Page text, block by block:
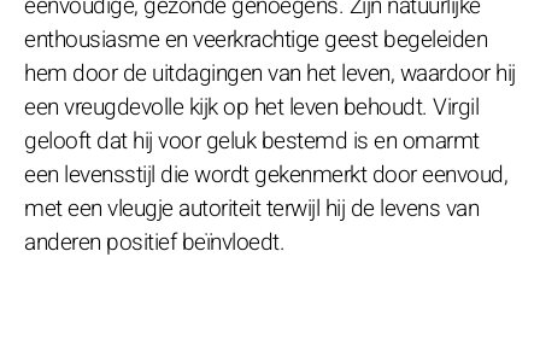
enthousiasme en veerkrachtige geest begeleiden
hem door de uitdagingen van het leven, waardoor hij
een vreugdevolle kijk op het leven behoudt. Virgil
gelooft dat hij voor geluk bestemd is en omarmt
een levensstijl die wordt gekenmerkt door eenvoud,
met een vleugje autoriteit terwijl hij de levens van
anderen positief beïnvloedt.